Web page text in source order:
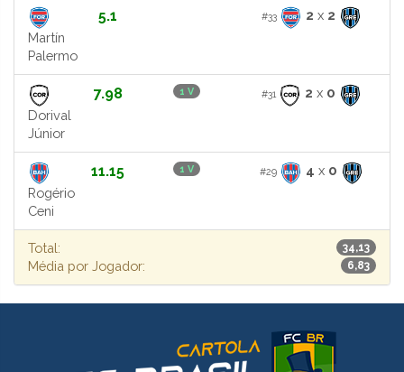
Martín
Palermo
5.1 #33 2 x 2
Dorival
Júnior
7.98 1 V #31 2 x 0
Rogério
Ceni
11.15 1 V #29 4 x 0
Total: 34,13
Média por Jogador: 6,83